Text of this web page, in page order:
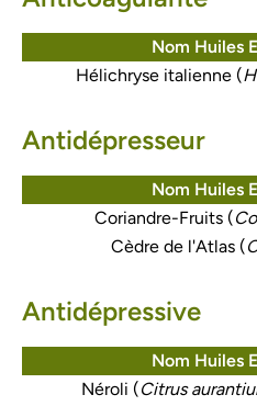
Nom Huiles
Hélichryse italienne (
Antidépresseur
Nom Huiles
Coriandre-Fruits (
Cèdre de l'Atlas (
Antidépressive
Nom Huiles
Néroli (Citrus